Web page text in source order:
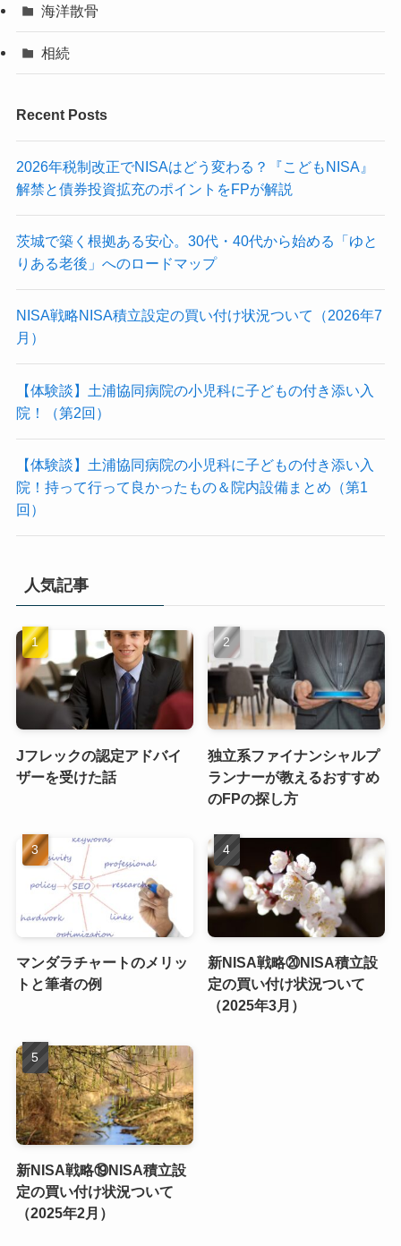
海洋散骨
相続
Recent Posts
2026年税制改正でNISAはどう変わる？『こどもNISA』
解禁と債券投資拡充のポイントをFPが解説
茨城で築く根拠ある安心。30代・40代から始める「ゆと
りある老後」へのロードマップ
NISA戦略NISA積立設定の買い付け状況ついて（2026年7
月）
【体験談】土浦協同病院の小児科に子どもの付き添い入
院！（第2回）
【体験談】土浦協同病院の小児科に子どもの付き添い入
院！持って行って良かったもの＆院内設備まとめ（第1
回）
人気記事
Jフレックの認定アドバイ
ザーを受けた話
独立系ファイナンシャルプ
ランナーが教えるおすすめ
のFPの探し方
マンダラチャートのメリッ
トと筆者の例
新NISA戦略⑳NISA積立設
定の買い付け状況ついて
（2025年3月）
新NISA戦略⑲NISA積立設
定の買い付け状況ついて
（2025年2月）